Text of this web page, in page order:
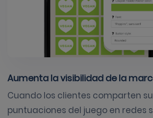
Aumenta la visibilidad de la
Cuando los clientes comparten
puntuaciones del juego en redes